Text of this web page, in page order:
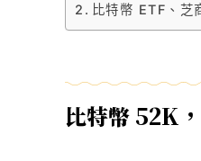
比特幣 ETF、芝
比特幣 52K